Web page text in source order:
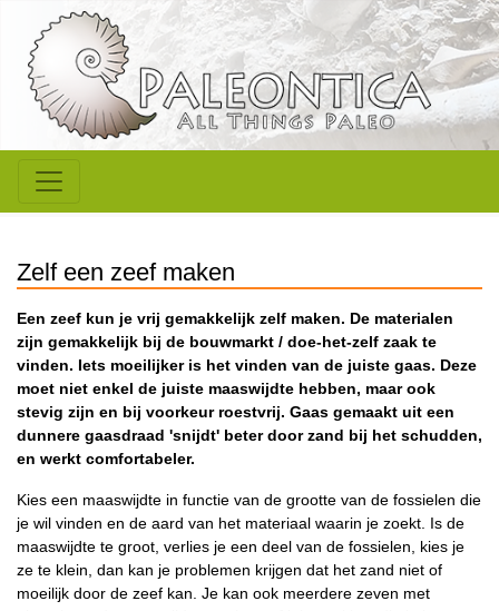
Zelf een zeef maken
Een zeef kun je vrij gemakkelijk zelf maken. De materialen
zijn gemakkelijk bij de bouwmarkt / doe-het-zelf zaak te
vinden. Iets moeilijker is het vinden van de juiste gaas. Deze
moet niet enkel de juiste maaswijdte hebben, maar ook
stevig zijn en bij voorkeur roestvrij. Gaas gemaakt uit een
dunnere gaasdraad 'snijdt' beter door zand bij het schudden,
en werkt comfortabeler.
Kies een maaswijdte in functie van de grootte van de fossielen die
je wil vinden en de aard van het materiaal waarin je zoekt. Is de
maaswijdte te groot, verlies je een deel van de fossielen, kies je
ze te klein, dan kan je problemen krijgen dat het zand niet of
moeilijk door de zeef kan. Je kan ook meerdere zeven met